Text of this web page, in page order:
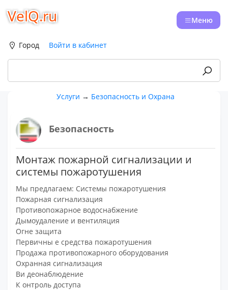
VelQ.ru Меню
Город Войти в кабинет
Услуги → Безопасность и Охрана
Безопасность
Монтаж пожарной сигнализации и
системы пожаротушения
Мы предлагаем: Системы пожаротушения
Пожарная сигнализация
Противопожарное водоснабжение
Дымоудаление и вентиляция
Огне защита
Первичны е средства пожаротушения
Продажа противопожарного оборудования
Охранная сигнализация
Ви деонаблюдение
К онтроль доступа